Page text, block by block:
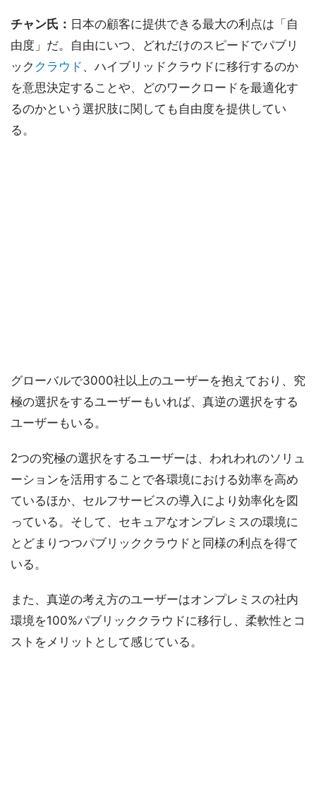
チャン氏： 日本の顧客に提供できる最大の利点は「自
由度」だ。自由にいつ、どれだけのスピードでパブリ
ック クラウド 、ハイブリッドクラウドに移行するのか
を意思決定することや、どのワークロードを最適化す
るのかという選択肢に関しても自由度を提供してい
る。
グローバルで3000社以上のユーザーを抱えており、究
極の選択をするユーザーもいれば、真逆の選択をする
ユーザーもいる。
2つの究極の選択をするユーザーは、われわれのソリュ
ーションを活用することで各環境における効率を高め
ているほか、セルフサービスの導入により効率化を図
っている。そして、セキュアなオンプレミスの環境に
とどまりつつパブリッククラウドと同様の利点を得て
いる。
また、真逆の考え方のユーザーはオンプレミスの社内
環境を100%パブリッククラウドに移行し、柔軟性とコ
ストをメリットとして感じている。